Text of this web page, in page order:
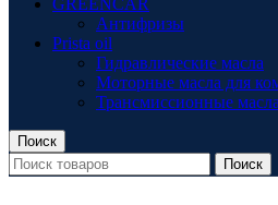
Антифризы
Prista oil
Гидравлические масла
Моторные масла для
Трансмиссионные масла
Поиск
Поиск